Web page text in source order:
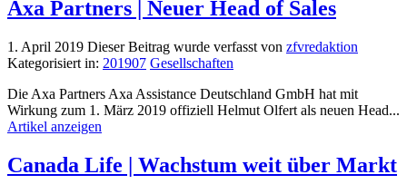
Axa Partners | Neuer Head of Sales
1. April 2019 Dieser Beitrag wurde verfasst von zfvredaktion
Kategorisiert in: 201907 Gesellschaften
Die Axa Partners Axa Assistance Deutschland GmbH hat mit
Wirkung zum 1. März 2019 offiziell Helmut Olfert als neuen Head...
Artikel anzeigen
Canada Life | Wachstum weit über Markt